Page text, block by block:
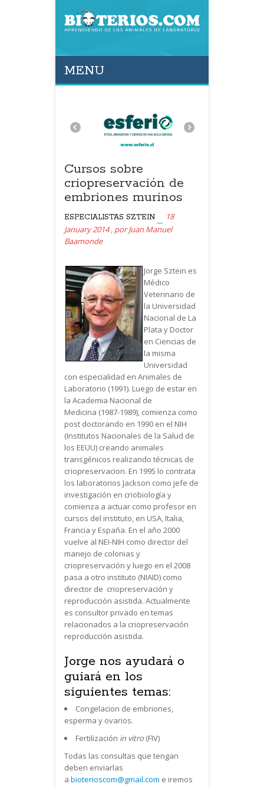
MENU
Cursos sobre
criopreservación de
embriones murinos
ESPECIALISTAS SZTEIN
18
January 2014 , porJuan Manuel
Baamonde
Jorge Sztein es
Médico
Veterinario de
la Universidad
Nacional de La
Plata y Doctor
en Ciencias de
la misma
Universidad
con especialidad en Animales de
Laboratorio (1991). Luego de estar en
la Academia Nacional de
Medicina (1987-1989), comienza como
post doctorando en 1990 en el NIH
(Institutos Nacionales de la Salud de
los EEUU) creando animales
transgénicos realizando técnicas de
criopreservacion. En 1995 lo contrata
los laboratorios Jackson como jefe de
investigación en criobiología y
comienza a actuar como profesor en
cursos del instituto, en USA, Italia,
Francia y España. En el año 2000
vuelve al NEI-NIH como director del
manejo de colonias y
criopreservación y luego en el 2008
pasa a otro instituto (NIAID) como
director de criopreservación y
reproducción asistida. Actualmente
es consultor privado en temas
relacionados a la criopreservación
reproducción asistida.
Jorge nos ayudará o
guiará en los
siguientes temas:
Congelacion de embriones,
esperma y ovarios.
Fertilización in vitro (FIV)
Todas las consultas que tengan
deben enviarlas
a bioterioscom@gmail.com e iremos